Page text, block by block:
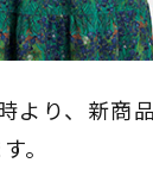
り、新商
。